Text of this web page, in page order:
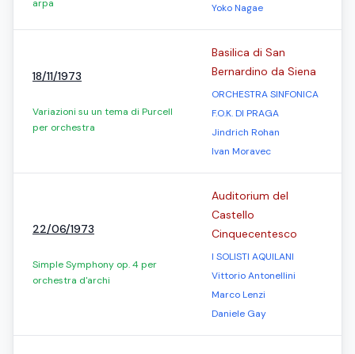
arpa
Yoko Nagae
18/11/1973
Variazioni su un tema di Purcell
per orchestra
Basilica di San
Bernardino da Siena
ORCHESTRA SINFONICA
F.O.K. DI PRAGA
Jindrich Rohan
Ivan Moravec
22/06/1973
Simple Symphony op. 4 per
orchestra d'archi
Auditorium del
Castello
Cinquecentesco
I SOLISTI AQUILANI
Vittorio Antonellini
Marco Lenzi
Daniele Gay